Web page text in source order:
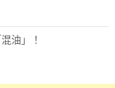
油」！